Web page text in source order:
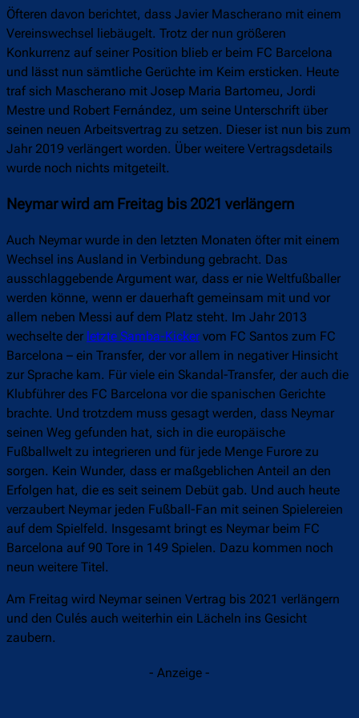
Öfteren davon berichtet, dass Javier Mascherano mit einem
Vereinswechsel liebäugelt. Trotz der nun größeren
Konkurrenz auf seiner Position blieb er beim FC Barcelona
und lässt nun sämtliche Gerüchte im Keim ersticken. Heute
traf sich Mascherano mit Josep Maria Bartomeu, Jordi
Mestre und Robert Fernández, um seine Unterschrift über
seinen neuen Arbeitsvertrag zu setzen. Dieser ist nun bis zum
Jahr 2019 verlängert worden. Über weitere Vertragsdetails
wurde noch nichts mitgeteilt.
Neymar wird am Freitag bis 2021 verlängern
Auch Neymar wurde in den letzten Monaten öfter mit einem
Wechsel ins Ausland in Verbindung gebracht. Das
ausschlaggebende Argument war, dass er nie Weltfußballer
werden könne, wenn er dauerhaft gemeinsam mit und vor
allem neben Messi auf dem Platz steht. Im Jahr 2013
wechselte der letzte Samba-Kickervom FC Santos zum FC
Barcelona – ein Transfer, der vor allem in negativer Hinsicht
zur Sprache kam. Für viele ein Skandal-Transfer, der auch die
Klubführer des FC Barcelona vor die spanischen Gerichte
brachte. Und trotzdem muss gesagt werden, dass Neymar
seinen Weg gefunden hat, sich in die europäische
Fußballwelt zu integrieren und für jede Menge Furore zu
sorgen. Kein Wunder, dass er maßgeblichen Anteil an den
Erfolgen hat, die es seit seinem Debüt gab. Und auch heute
verzaubert Neymar jeden Fußball-Fan mit seinen Spielereien
auf dem Spielfeld. Insgesamt bringt es Neymar beim FC
Barcelona auf 90 Tore in 149 Spielen. Dazu kommen noch
neun weitere Titel.
Am Freitag wird Neymar seinen Vertrag bis 2021 verlängern
und den Culés auch weiterhin ein Lächeln ins Gesicht
zaubern.
- Anzeige -